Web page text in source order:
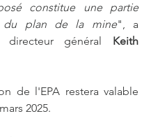
constitue une partie
du plan de la mine", a
directeur général Keith
de l'EPA restera valable
2025.